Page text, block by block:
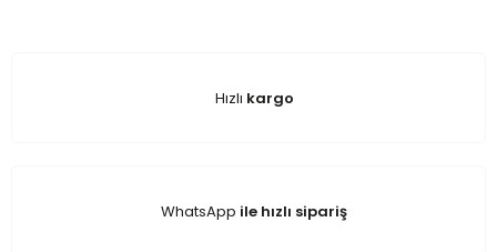
Hızlı kargo
WhatsApp ile hızlı sipariş